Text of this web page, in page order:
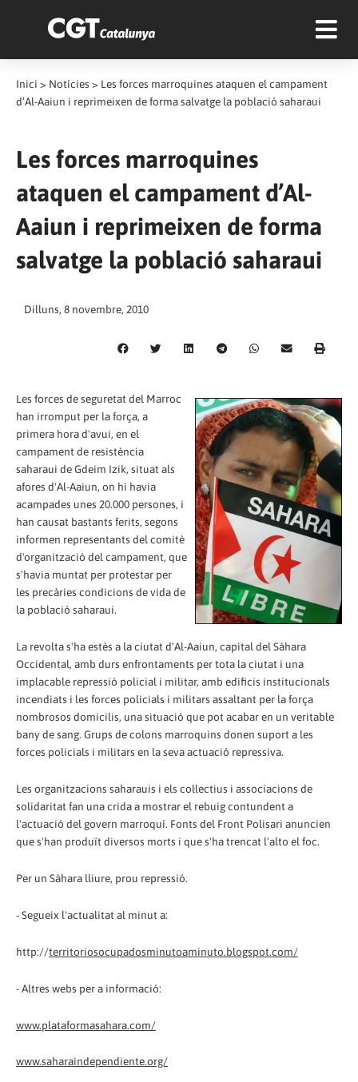
Inici > Notícies > Les forces marroquines ataquen el campament
d’Al-Aaiun i reprimeixen de forma salvatge la població saharaui
Les forces marroquines
ataquen el campament d’Al-
Aaiun i reprimeixen de forma
salvatge la població saharaui
Dilluns, 8 novembre, 2010
Les forces de seguretat del Marroc
han irromput per la força, a
primera hora d'avui, en el
campament de resistència
saharaui de Gdeim Izik, situat als
afores d'Al-Aaiun, on hi havia
acampades unes 20.000 persones, i
han causat bastants ferits, segons
informen representants del comitè
d'organització del campament, que
s'havia muntat per protestar per
les precàries condicions de vida de
la població saharaui.
La revolta s'ha estès a la ciutat d'Al-Aaiun, capital del Sàhara
Occidental, amb durs enfrontaments per tota la ciutat i una
implacable repressió policial i militar, amb edificis institucionals
incendiats i les forces policials i militars assaltant per la força
nombrosos domicilis, una situació que pot acabar en un veritable
bany de sang. Grups de colons marroquins donen suport a les
forces policials i militars en la seva actuació repressiva.
Les organitzacions saharauis i els col·lectius i associacions de
solidaritat fan una crida a mostrar el rebuig contundent a
l'actuació del govern marroquí. Fonts del Front Polisari anuncien
que s'han produït diversos morts i que s'ha trencat l'alto el foc.
Per un Sàhara lliure, prou repressió.
- Segueix l'actualitat al minut a:
http://territoriosocupadosminutoaminuto.blogspot.com/
- Altres webs per a informació:
www.plataformasahara.com/
www.saharaindependiente.org/